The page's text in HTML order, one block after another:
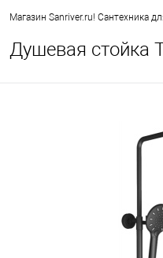
Магазин Sanriver.ru! Сантехника
Душевая стойка